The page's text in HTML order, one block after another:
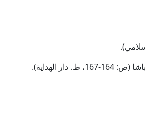
الهداية).